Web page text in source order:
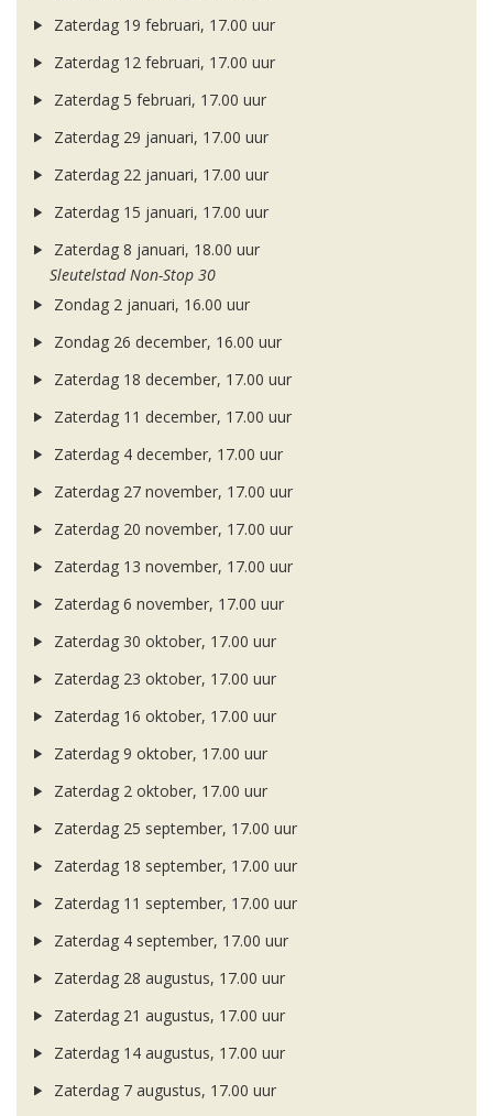
Zaterdag 19 februari, 17.00 uur
Zaterdag 12 februari, 17.00 uur
Zaterdag 5 februari, 17.00 uur
Zaterdag 29 januari, 17.00 uur
Zaterdag 22 januari, 17.00 uur
Zaterdag 15 januari, 17.00 uur
Zaterdag 8 januari, 18.00 uur
Sleutelstad Non-Stop 30
Zondag 2 januari, 16.00 uur
Zondag 26 december, 16.00 uur
Zaterdag 18 december, 17.00 uur
Zaterdag 11 december, 17.00 uur
Zaterdag 4 december, 17.00 uur
Zaterdag 27 november, 17.00 uur
Zaterdag 20 november, 17.00 uur
Zaterdag 13 november, 17.00 uur
Zaterdag 6 november, 17.00 uur
Zaterdag 30 oktober, 17.00 uur
Zaterdag 23 oktober, 17.00 uur
Zaterdag 16 oktober, 17.00 uur
Zaterdag 9 oktober, 17.00 uur
Zaterdag 2 oktober, 17.00 uur
Zaterdag 25 september, 17.00 uur
Zaterdag 18 september, 17.00 uur
Zaterdag 11 september, 17.00 uur
Zaterdag 4 september, 17.00 uur
Zaterdag 28 augustus, 17.00 uur
Zaterdag 21 augustus, 17.00 uur
Zaterdag 14 augustus, 17.00 uur
Zaterdag 7 augustus, 17.00 uur